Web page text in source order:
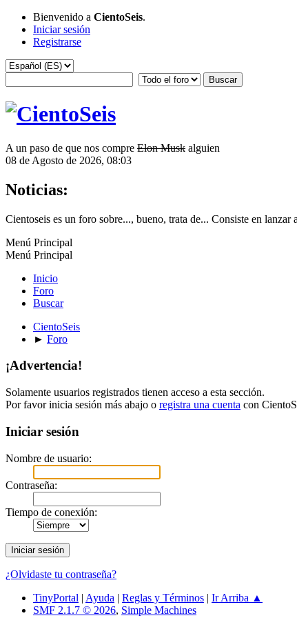
Bienvenido a CientoSeis.
Iniciar sesión
Registrarse
A un paso de que nos compre Elon Musk alguien
08 de Agosto de 2026, 08:03
Noticias:
Cientoseis es un foro sobre..., bueno, trata de... Consiste en lanzar
Menú Principal
Menú Principal
Inicio
Foro
Buscar
CientoSeis
► Foro
¡Advertencia!
Solamente usuarios registrados tienen acceso a esta sección.
Por favor inicia sesión más abajo o registra una cuenta con
Iniciar sesión
Nombre de usuario:
Contraseña:
Tiempo de conexión:
¿Olvidaste tu contraseña?
TinyPortal | Ayuda | Reglas y Términos | Ir Arriba ▲
SMF 2.1.7 © 2026, Simple Machines